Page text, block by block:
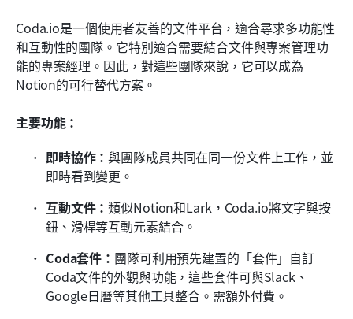
Coda.io是一個使用者友善的文件平台，適合尋求多功能性
和互動性的團隊。它特別適合需要結合文件與專案管理功
能的專案經理。因此，對這些團隊來說，它可以成為
Notion的可行替代方案。
主要功能：
即時協作：與團隊成員共同在同一份文件上工作，並
即時看到變更。
互動文件：類似Notion和Lark，Coda.io將文字與按
鈕、滑桿等互動元素結合。
Coda套件： 團隊可利用預先建置的「套件」自訂
Coda文件的外觀與功能，這些套件可與Slack、
Google日曆等其他工具整合。需額外付費。